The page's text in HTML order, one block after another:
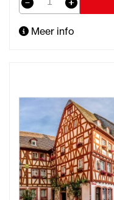
Meer info